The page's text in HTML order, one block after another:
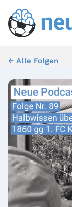
← Alle Folgen